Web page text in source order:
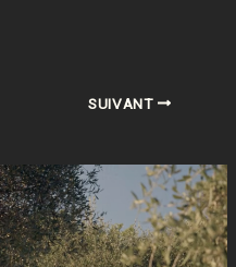
SUIVANT